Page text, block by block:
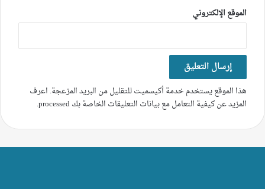
الموقع الإلكتروني
هذا الموقع يستخدم خدمة أكيسميت للتقليل من البريد المزعجة. اعرف
المزيد عن كيفية التعامل مع بيانات التعليقات الخاصة بك processed
.